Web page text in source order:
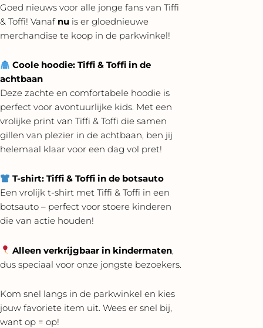
Goed nieuws voor alle jonge fans van Tiffi
& Toffi! Vanaf nu is er gloednieuwe
merchandise te koop in de parkwinkel!
Coole hoodie: Tiffi & Toffi in de
achtbaan
Deze zachte en comfortabele hoodie is
perfect voor avontuurlijke kids. Met een
vrolijke print van Tiffi & Toffi die samen
gillen van plezier in de achtbaan, ben jij
helemaal klaar voor een dag vol pret!
T-shirt: Tiffi & Toffi in de botsauto
Een vrolijk t-shirt met Tiffi & Toffi in een
botsauto – perfect voor stoere kinderen
die van actie houden!
Alleen verkrijgbaar in kindermaten,
dus speciaal voor onze jongste bezoekers.
Kom snel langs in de parkwinkel en kies
jouw favoriete item uit. Wees er snel bij,
want op = op!